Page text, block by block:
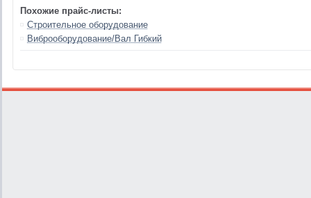
Похожие прайс-листы:
Строительное оборудование
Виброоборудование/Вал Гибкий